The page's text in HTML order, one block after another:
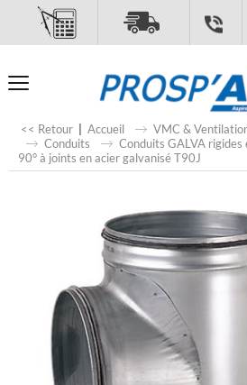
<< Retour | Accueil VMC &
Conduits
Conduits GALVA rigides
90° à joints en acier galvanisé T90J